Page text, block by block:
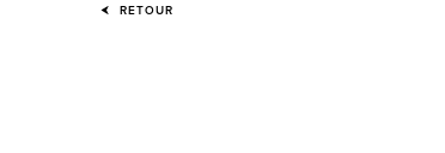
RETOUR